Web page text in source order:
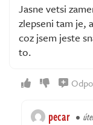
Jasne vetsi
zlepseni tam je,
coz jsem jeste
to.
pecar